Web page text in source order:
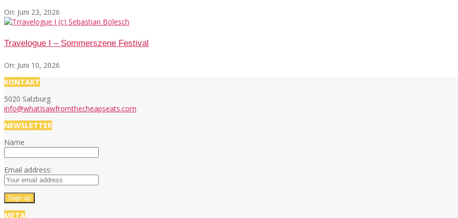
On: Juni 23, 2026
Travelogue I – Sommerszene Festival
On: Juni 10, 2026
KONTAKT
5020 Salzburg
info@whatIsawfromthecheapseats.com
NEWSLETTER
Name
Email address:
META